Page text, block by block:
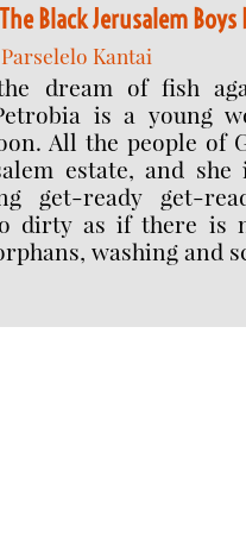
Black Jerusalem Boys
Parselelo Kantai
dream of fish
is a young
All the people of
estate, and
get-ready get-
dirty as if there is
washing and